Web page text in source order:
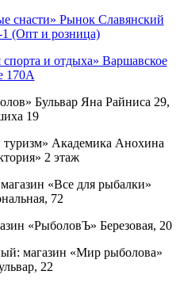
снасти» Рынок Славянский
(Опт и розница)
и отдыха» Варшавское
170А
Бульвар Яна Райниса 29,
19
Академика Анохина
2 этаж
«Все для рыбалки»
72
«РыболовЪ» Березовая, 20
магазин «Мир рыболова»
22